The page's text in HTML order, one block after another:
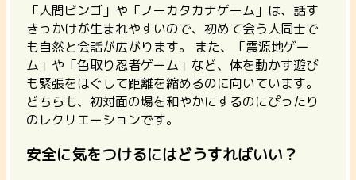
「人間ビンゴ」や「ノーカタカナゲーム」は、話す
きっかけが生まれやすいので、初めて会う人同士で
も自然と会話が広がります。 また、「震源地ゲー
ム」や「色取り忍者ゲーム」など、体を動かす遊び
も緊張をほぐして距離を縮めるのに向いています。
どちらも、初対面の場を和やかにするのにぴったり
のレクリエーションです。
安全に気をつけるにはどうすればいい？